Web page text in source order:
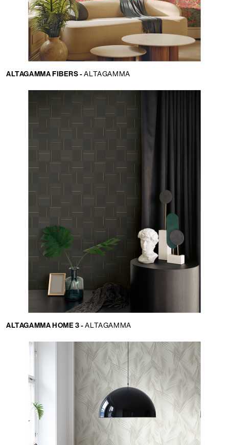
ALTAGAMMA FIBERS -ALTAGAMMA
ALTAGAMMA HOME 3 -ALTAGAMMA